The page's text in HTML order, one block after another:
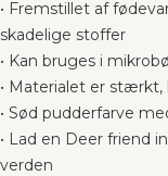
• Fremstillet af
skadelige stoffer
• Kan bruges i
• Materialet er
• Sød pudderfarve
• Lad en Deer friend
verden